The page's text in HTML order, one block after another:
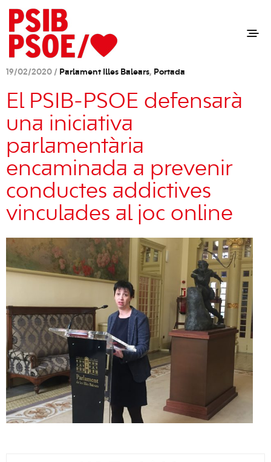
19/02/2020 / Parlament Illes Balears, Portada
El PSIB-PSOE defensarà
una iniciativa
parlamentària
encaminada a prevenir
conductes addictives
vinculades al joc online